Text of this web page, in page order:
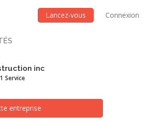
Lancez-vous Connexion
inc
1 Service
entreprise